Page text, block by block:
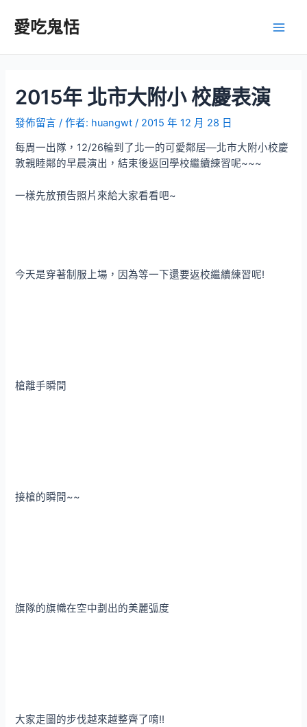
愛吃鬼恬
2015年 北市大附小 校慶表演
發佈留言 / 作者: huangwt/ 2015 年 12 月 28 日
每周一出隊，12/26輪到了北一的可愛鄰居—北市大附小校慶
敦親睦鄰的早晨演出，結束後返回學校繼續練習呢~~~
一樣先放預告照片來給大家看看吧~
今天是穿著制服上場，因為等一下還要返校繼續練習呢!
槍離手瞬間
接槍的瞬間~~
旗隊的旗幟在空中劃出的美麗弧度
大家走圖的步伐越來越整齊了唷!!